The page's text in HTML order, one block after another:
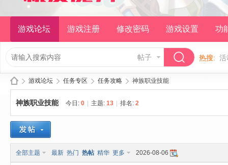
游戏论坛 游戏注册 修改密码 游戏设置 功
帖子 热搜: 活
就 »
游戏论坛 任务专区 任务攻略 神族职业技能
神族职业技能 今日: 0 主题: 13 排名: 2
全部主题 最新 热门 热帖 精华 更多 2026-08-06